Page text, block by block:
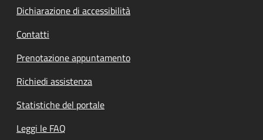
Dichiarazione di accessibilità
Contatti
Prenotazione appuntamento
Richiedi assistenza
Statistiche del portale
Leggi le FAQ